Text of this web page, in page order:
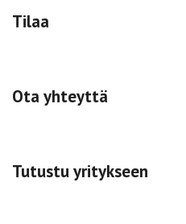
Tilaa
Ota yhteyttä
Tutustu yritykseen